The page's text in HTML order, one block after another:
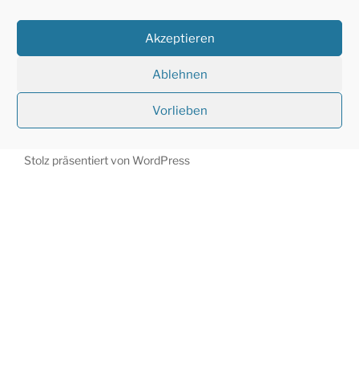
Akzeptieren
Ablehnen
Vorlieben
Stolz präsentiert von WordPress